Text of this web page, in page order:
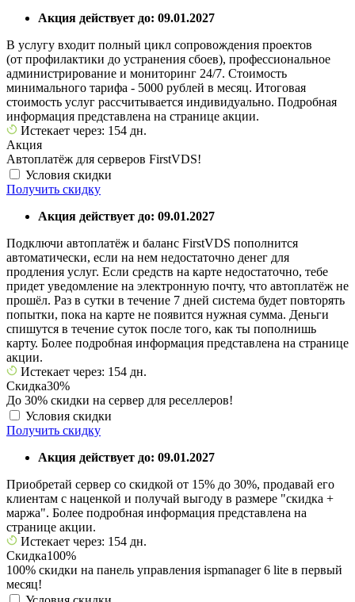
Акция действует до: 09.01.2027
В услугу входит полный цикл сопровождения проектов
(от профилактики до устранения сбоев), профессиональное
администрирование и мониторинг 24/7. Стоимость
минимального тарифа - 5000 рублей в месяц. Итоговая
стоимость услуг рассчитывается индивидуально. Подробная
информация представлена на странице акции.
Истекает через: 154 дн.
Акция
Автоплатёж для серверов FirstVDS!
Условия скидки
Получить скидку
Акция действует до: 09.01.2027
Подключи автоплатёж и баланс FirstVDS пополнится
автоматически, если на нем недостаточно денег для
продления услуг. Если средств на карте недостаточно, тебе
придет уведомление на электронную почту, что автоплатёж не
прошёл. Раз в сутки в течение 7 дней система будет повторять
попытки, пока на карте не появится нужная сумма. Деньги
спишутся в течение суток после того, как ты пополнишь
карту. Более подробная информация представлена на странице
акции.
Истекает через: 154 дн.
Скидка30%
До 30% скидки на сервер для реселлеров!
Условия скидки
Получить скидку
Акция действует до: 09.01.2027
Приобретай сервер со скидкой от 15% до 30%, продавай его
клиентам с наценкой и получай выгоду в размере "скидка +
маржа". Более подробная информация представлена на
странице акции.
Истекает через: 154 дн.
Скидка100%
100% скидки на панель управления ispmanager 6 lite в первый
месяц!